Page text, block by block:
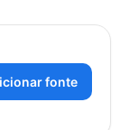
fonte